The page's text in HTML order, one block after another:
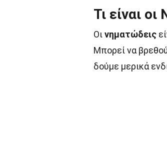
Τι είναι
Οινηματώδεις
Μπορεί να
δούμε μερικά